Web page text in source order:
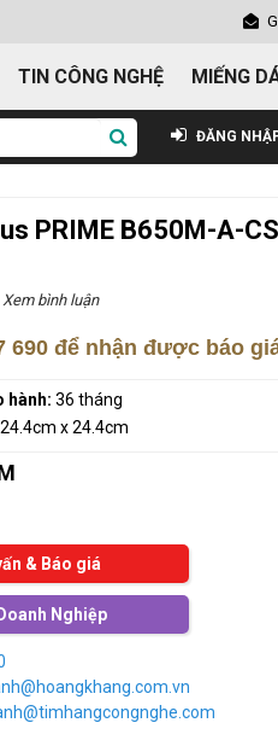
TIN CÔNG NGHỆ MIẾNG
ĐĂNG
PRIME B650M-A-
Xem bình luận
690 để nhận được báo
hành: 36 tháng
24.4cm x 24.4cm
& Báo giá
Nghiệp